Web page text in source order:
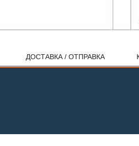
ДОСТАВКА / ОТПРАВКА